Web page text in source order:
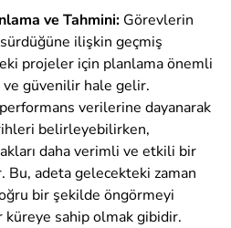
ve Tahmini: Görevlerin
ilişkin geçmiş
projeler için planlama önemli
güvenilir hale gelir.
verilerine dayanarak
belirleyebilirken,
daha verimli ve etkili bir
adeta gelecekteki zaman
bir şekilde öngörmeyi
küreye sahip olmak gibidir.